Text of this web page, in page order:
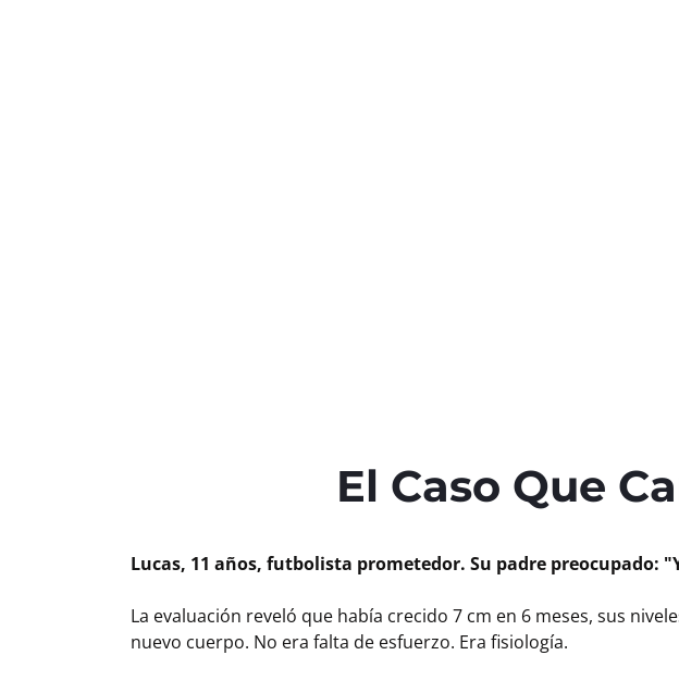
El Caso Que
Lucas, 11 años, futbolista prometedor. Su padre preocupado:
La evaluación reveló que había crecido 7 cm en 6 meses, sus
nuevo cuerpo. No era falta de esfuerzo. Era fisiología.